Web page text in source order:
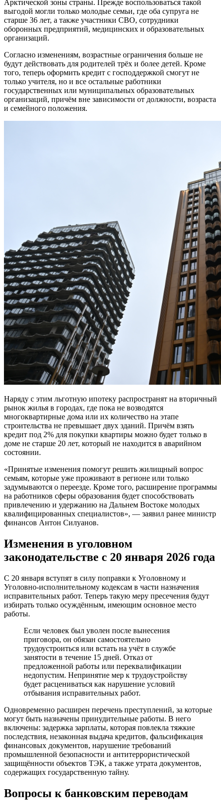
Арктической зоны страны. Прежде воспользоваться такой
выгодой могли только молодые семьи, где оба супруга не
старше 36 лет, а также участники СВО, сотрудники
оборонных предприятий, медицинских и образовательных
организаций.
Согласно изменениям, возрастные ограничения больше не
будут действовать для родителей трёх и более детей. Кроме
того, теперь оформить кредит с господдержкой смогут не
только учителя, но и все остальные работники
государственных или муниципальных образовательных
организаций, причём вне зависимости от должности, возраста
и семейного положения.
Наряду с этим льготную ипотеку распространят на вторичный
рынок жилья в городах, где пока не возводятся
многоквартирные дома или их количество на этапе
строительства не превышает двух зданий. Причём взять
кредит под 2% для покупки квартиры можно будет только в
доме не старше 20 лет, который не находится в аварийном
состоянии.
«Принятые изменения помогут решить жилищный вопрос
семьям, которые уже проживают в регионе или только
задумываются о переезде. Кроме того, расширение программы
на работников сферы образования будет способствовать
привлечению и удержанию на Дальнем Востоке молодых
квалифицированных специалистов», — заявил ранее министр
финансов Антон Силуанов.
Изменения в уголовном
законодательстве с 20 января 2026 года
С 20 января вступят в силу поправки к Уголовному и
Уголовно-исполнительному кодексам в части назначения
исправительных работ. Теперь такую меру пресечения будут
избирать только осуждённым, имеющим основное место
работы.
Если человек был уволен после вынесения
приговора, он обязан самостоятельно
трудоустроиться или встать на учёт в службе
занятости в течение 15 дней. Отказ от
предложенной работы или переквалификации
недопустим. Непринятие мер к трудоустройству
будет расцениваться как нарушение условий
отбывания исправительных работ.
Одновременно расширен перечень преступлений, за которые
могут быть назначены принудительные работы. В него
включены: задержка зарплаты, которая повлекла тяжкие
последствия, незаконная выдача кредитов, фальсификация
финансовых документов, нарушение требований
промышленной безопасности и антитеррористической
защищённости объектов ТЭК, а также утрата документов,
содержащих государственную тайну.
Вопросы к банковским переводам